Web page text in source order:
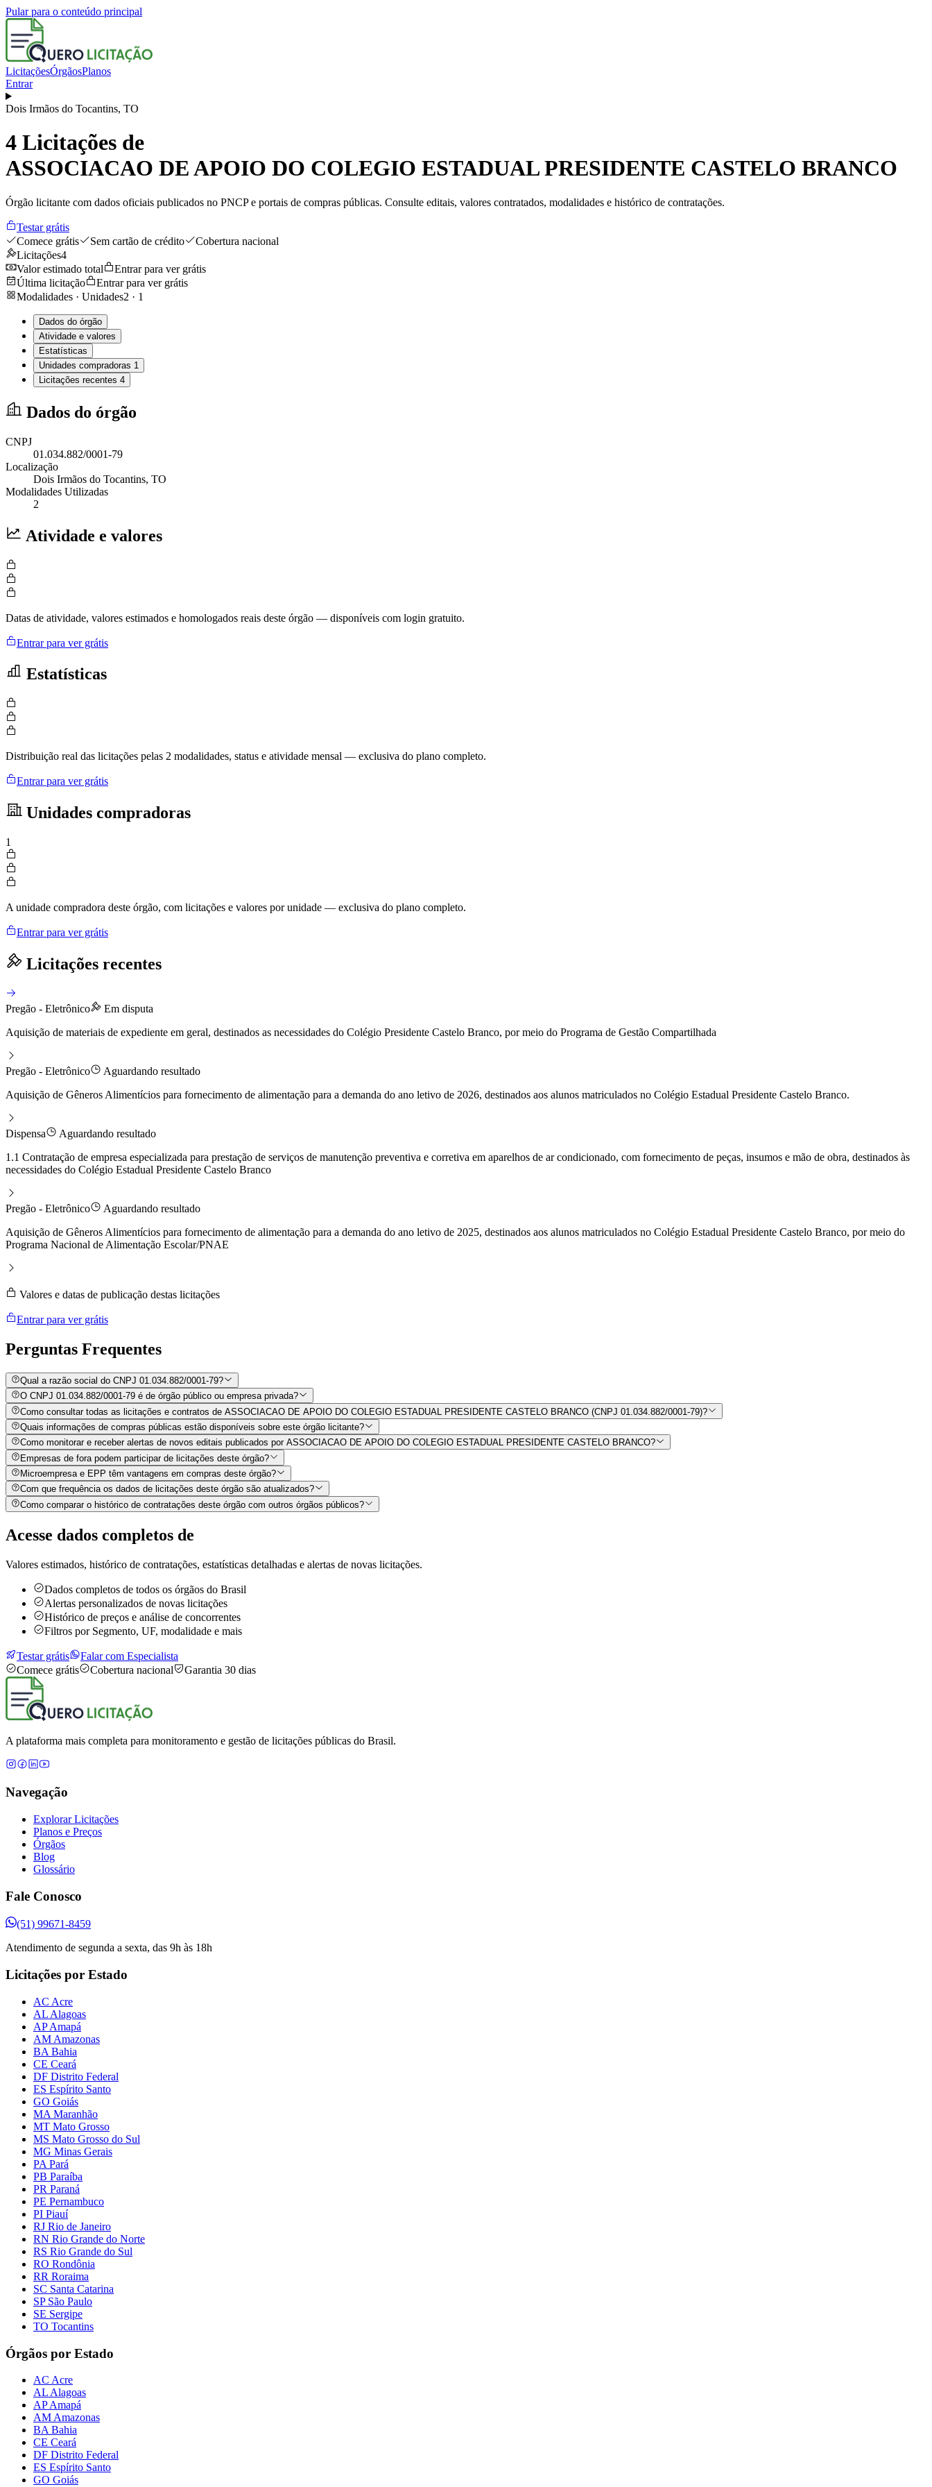
Pular para o conteúdo principal
LicitaçõesÓrgãosPlanos
Entrar
Dois Irmãos do Tocantins, TO
4 Licitações de
ASSOCIACAO DE APOIO DO COLEGIO ESTADUAL PRESIDENTE CASTELO BRANCO
Órgão licitante com dados oficiais publicados no PNCP e portais de compras públicas. Consulte editais, valores contratados, modalidades e histórico de contratações.
Testar grátis
Comece grátis
Sem cartão de crédito
Cobertura nacional
Licitações4
Valor estimado total
Entrar para ver grátis
Última licitação
Entrar para ver grátis
Modalidades · Unidades2 · 1
Dados do órgão
Atividade e valores
Estatísticas
Unidades compradoras 1
Licitações recentes 4
Dados do órgão
CNPJ
01.034.882/0001-79
Localização
Dois Irmãos do Tocantins, TO
Modalidades Utilizadas
2
Atividade e valores
Datas de atividade, valores estimados e homologados reais deste órgão — disponíveis com login gratuito.
Entrar para ver grátis
Estatísticas
Distribuição real das licitações pelas 2 modalidades, status e atividade mensal — exclusiva do plano completo.
Entrar para ver grátis
Unidades compradoras
1
A unidade compradora deste órgão, com licitações e valores por unidade — exclusiva do plano completo.
Entrar para ver grátis
Licitações recentes
Pregão - Eletrônico
Em disputa
Aquisição de materiais de expediente em geral, destinados as necessidades do Colégio Presidente Castelo Branco, por meio do Programa de Gestão Compartilhada
Pregão - Eletrônico
Aguardando resultado
Aquisição de Gêneros Alimentícios para fornecimento de alimentação para a demanda do ano letivo de 2026, destinados aos alunos matriculados no Colégio Estadual Presidente Castelo Branco.
Dispensa
Aguardando resultado
1.1 Contratação de empresa especializada para prestação de serviços de manutenção preventiva e corretiva em aparelhos de ar condicionado, com fornecimento de peças, insumos e mão de obra, destinados às
necessidades do Colégio Estadual Presidente Castelo Branco
Pregão - Eletrônico
Aguardando resultado
Aquisição de Gêneros Alimentícios para fornecimento de alimentação para a demanda do ano letivo de 2025, destinados aos alunos matriculados no Colégio Estadual Presidente Castelo Branco, por meio do
Programa Nacional de Alimentação Escolar/PNAE
Valores e datas de publicação destas licitações
Entrar para ver grátis
Perguntas Frequentes
Qual a razão social do CNPJ 01.034.882/0001-79?
O CNPJ 01.034.882/0001-79 é de órgão público ou empresa privada?
Como consultar todas as licitações e contratos de ASSOCIACAO DE APOIO DO COLEGIO ESTADUAL PRESIDENTE CASTELO BRANCO (CNPJ 01.034.882/0001-79)?
Quais informações de compras públicas estão disponíveis sobre este órgão licitante?
Como monitorar e receber alertas de novos editais publicados por ASSOCIACAO DE APOIO DO COLEGIO ESTADUAL PRESIDENTE CASTELO BRANCO?
Empresas de fora podem participar de licitações deste órgão?
Microempresa e EPP têm vantagens em compras deste órgão?
Com que frequência os dados de licitações deste órgão são atualizados?
Como comparar o histórico de contratações deste órgão com outros órgãos públicos?
Acesse dados completos de
Valores estimados, histórico de contratações, estatísticas detalhadas e alertas de novas licitações.
Dados completos de todos os órgãos do Brasil
Alertas personalizados de novas licitações
Histórico de preços e análise de concorrentes
Filtros por Segmento, UF, modalidade e mais
Testar grátis
Falar com Especialista
Comece grátis
Cobertura nacional Garantia 30 dias
A plataforma mais completa para monitoramento e gestão de licitações públicas do Brasil.
Navegação
Explorar Licitações
Planos e Preços
Órgãos
Blog
Glossário
Fale Conosco
(51) 99671-8459
Atendimento de segunda a sexta, das 9h às 18h
Licitações por Estado
AC Acre
AL Alagoas
AP Amapá
AM Amazonas
BA Bahia
CE Ceará
DF Distrito Federal
ES Espírito Santo
GO Goiás
MA Maranhão
MT Mato Grosso
MS Mato Grosso do Sul
MG Minas Gerais
PA Pará
PB Paraíba
PR Paraná
PE Pernambuco
PI Piauí
RJ Rio de Janeiro
RN Rio Grande do Norte
RS Rio Grande do Sul
RO Rondônia
RR Roraima
SC Santa Catarina
SP São Paulo
SE Sergipe
TO Tocantins
Órgãos por Estado
AC Acre
AL Alagoas
AP Amapá
AM Amazonas
BA Bahia
CE Ceará
DF Distrito Federal
ES Espírito Santo
GO Goiás